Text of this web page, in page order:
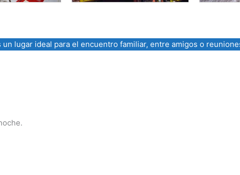
lugar ideal para el encuentro familiar, entre amigos o